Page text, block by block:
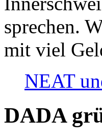
sprechen.
mit viel
NEAT
DADA